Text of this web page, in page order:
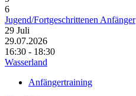
6
Jugend/Fortgeschrittenen Anfänger
29 Juli
29.07.2026
16:30 - 18:30
Wasserland
Anfängertraining